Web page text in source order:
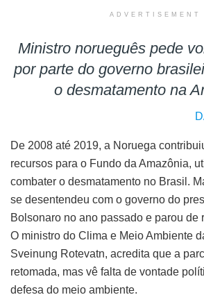
ADVERTISEMENT
Ministro norueguês pede
por parte do governo
o desmatamento na
De 2008 até 2019, a Noruega
recursos para o Fundo da Amazônia,
combater o desmatamento no Brasil.
se desentendeu com o governo do
Bolsonaro no ano passado e parou de
O ministro do Clima e Meio Ambiente
Sveinung Rotevatn, acredita que a
retomada, mas vê falta de vontade
defesa do meio ambiente.